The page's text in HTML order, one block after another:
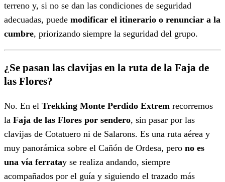
terreno y, si no se dan las condiciones de seguridad
adecuadas, puede modificar el itinerario o renunciar a la
cumbre, priorizando siempre la seguridad del grupo.
¿Se pasan las clavijas en la ruta de la Faja de
las Flores?
No. En el Trekking Monte Perdido Extrem recorremos
la Faja de las Flores por sendero, sin pasar por las
clavijas de Cotatuero ni de Salarons. Es una ruta aérea y
muy panorámica sobre el Cañón de Ordesa, pero no es
una vía ferratay se realiza andando, siempre
acompañados por el guía y siguiendo el trazado más